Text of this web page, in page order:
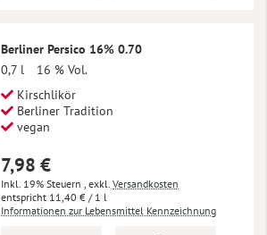
Berliner Persico 16% 0.70
0,7 l
16 % Vol.
Kirschlikör
Berliner Tradition
vegan
7,98 €
Inkl. 19% Steuern , exkl. Versandkosten
11,40 € / 1 l
Informationen zur Lebensmittel Kennzeichnung